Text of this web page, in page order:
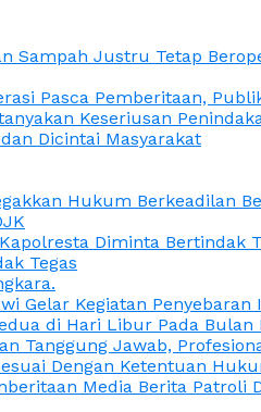
Sampah Justru Tetap
Pasca Pemberitaan,
Keseriusan
Dicintai Masyarakat
Hukum Berkeadilan
Diminta Bertindak
Tegas
Gelar Kegiatan Penyebaran
di Hari Libur Pada Bulan
Tanggung Jawab,
Dengan Ketentuan
Media Berita Patroli